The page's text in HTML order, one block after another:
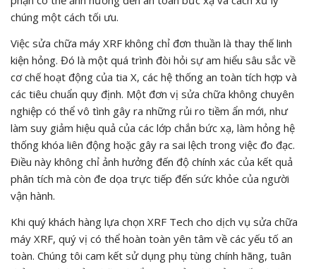
chúng một cách tối ưu.
Việc sửa chữa máy XRF không chỉ đơn thuần là thay thế linh
kiện hỏng. Đó là một quá trình đòi hỏi sự am hiểu sâu sắc về
cơ chế hoạt động của tia X, các hệ thống an toàn tích hợp và
các tiêu chuẩn quy định. Một đơn vị sửa chữa không chuyên
nghiệp có thể vô tình gây ra những rủi ro tiềm ẩn mới, như
làm suy giảm hiệu quả của các lớp chắn bức xạ, làm hỏng hệ
thống khóa liên động hoặc gây ra sai lệch trong việc đo đạc.
Điều này không chỉ ảnh hưởng đến độ chính xác của kết quả
phân tích mà còn đe dọa trực tiếp đến sức khỏe của người
vận hành.
Khi quý khách hàng lựa chọn XRF Tech cho dịch vụ sửa chữa
máy XRF, quý vị có thể hoàn toàn yên tâm về các yếu tố an
toàn. Chúng tôi cam kết sử dụng phụ tùng chính hãng, tuân